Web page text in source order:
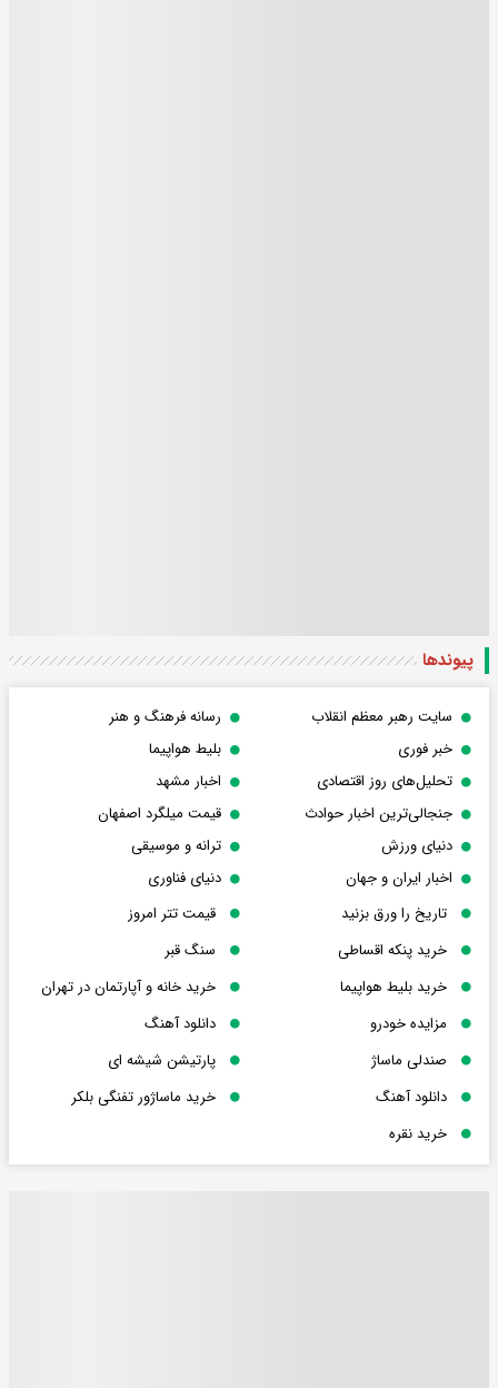
پیوندها
سایت رهبر معظم انقلاب
رسانه فرهنگ و هنر
خبر فوری
بلیط هواپیما
تحلیل‌های روز اقتصادی
اخبار مشهد
جنجالی‌ترین اخبار حوادث
قیمت میلگرد اصفهان
دنیای ورزش
ترانه و موسیقی
اخبار ایران و جهان
دنیای فناوری
تاریخ را ورق بزنید
قیمت تتر امروز
خرید پنکه اقساطی
سنگ قبر
خرید بلیط هواپیما
خرید خانه و آپارتمان در تهران
مزایده خودرو
دانلود آهنگ
صندلی ماساژ
پارتیشن شیشه ای
دانلود آهنگ
خرید ماساژور تفنگی بلکر
خرید نقره